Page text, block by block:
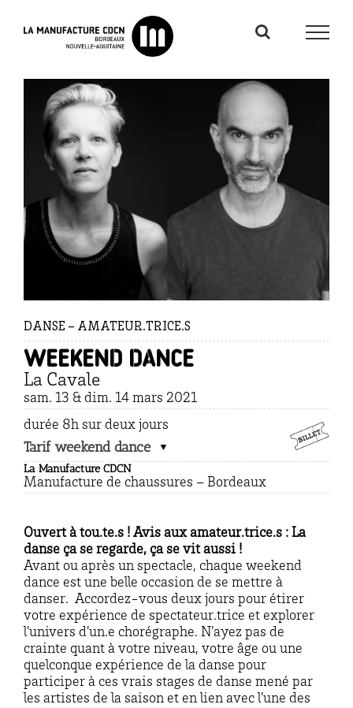
DANSE – AMATEUR.TRICE.S
Weekend dance
La Cavale
sam. 13 & dim. 14 mars 2021
durée 8h sur deux jours
Tarif weekend dance
La Manufacture CDCN
Manufacture de chaussures – Bordeaux
Ouvert à tou.te.s ! Avis aux amateur.trice.s : La
danse ça se regarde, ça se vit aussi !
Avant ou après un spectacle, chaque weekend
dance est une belle occasion de se mettre à
danser. Accordez-vous deux jours pour étirer
votre expérience de spectateur.trice et explorer
l’univers d’un.e chorégraphe. N’ayez pas de
crainte quant à votre niveau, votre âge ou une
quelconque expérience de la danse pour
participer à ces vrais stages de danse mené par
les artistes de la saison et en lien avec l’une des